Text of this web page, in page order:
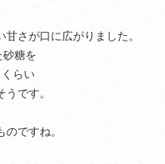
さが口に広がりました。
糖を
らい
です。
ですね。